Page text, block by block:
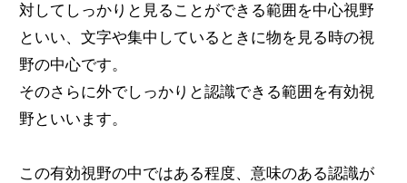
対してしっかりと見ることができる範囲を中心視野
といい、文字や集中しているときに物を見る時の視
野の中心です。
そのさらに外でしっかりと認識できる範囲を有効視
野といいます。
この有効視野の中ではある程度、意味のある認識が